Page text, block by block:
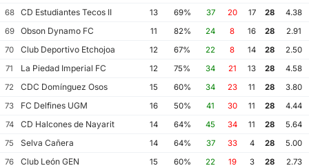
68
CD Estudiantes Tecos II 13 69% 37 20 17 28
4.38
69
Obson Dynamo FC 11 82% 24 8 16 28
2.91
70
Club Deportivo Etchojoa 12 67% 22 8 14 28
2.50
71
La Piedad Imperial FC 12 75% 34 21 13 28
4.58
72
CDC Domínguez Osos 15 60% 34 23 11 28
3.80
73
FC Delfines UGM 16 50% 41 30 11 28
4.44
74
CD Halcones de Nayarit 14 64% 45 34 11 28
5.64
75
Selva Cañera 14 64% 37 33 4 28
5.00
76
Club León GEN 15 60% 22 19 3 28
2.73